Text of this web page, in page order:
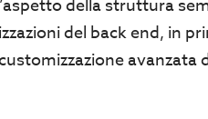
della struttura
del back end, in
avanzata